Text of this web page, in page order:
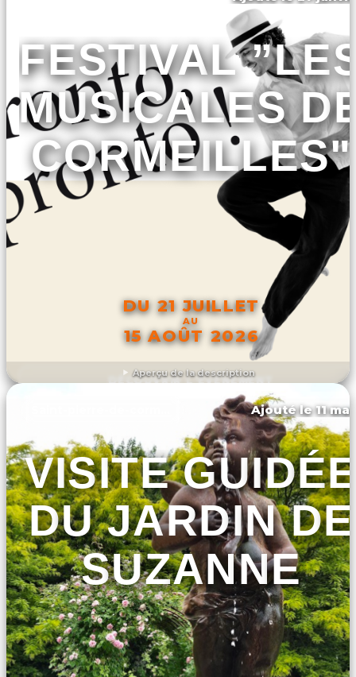
Aperçu de la description
FESTIVAL
MUSICALES
CORMEILLES"
DU 21 JUILLET
AU
15 AOÛT 2026
DÉCOUVRIR L'ÉVÉNEMENT
Ajouté le 11
VISITE
DU JARDIN DE
SUZANNE